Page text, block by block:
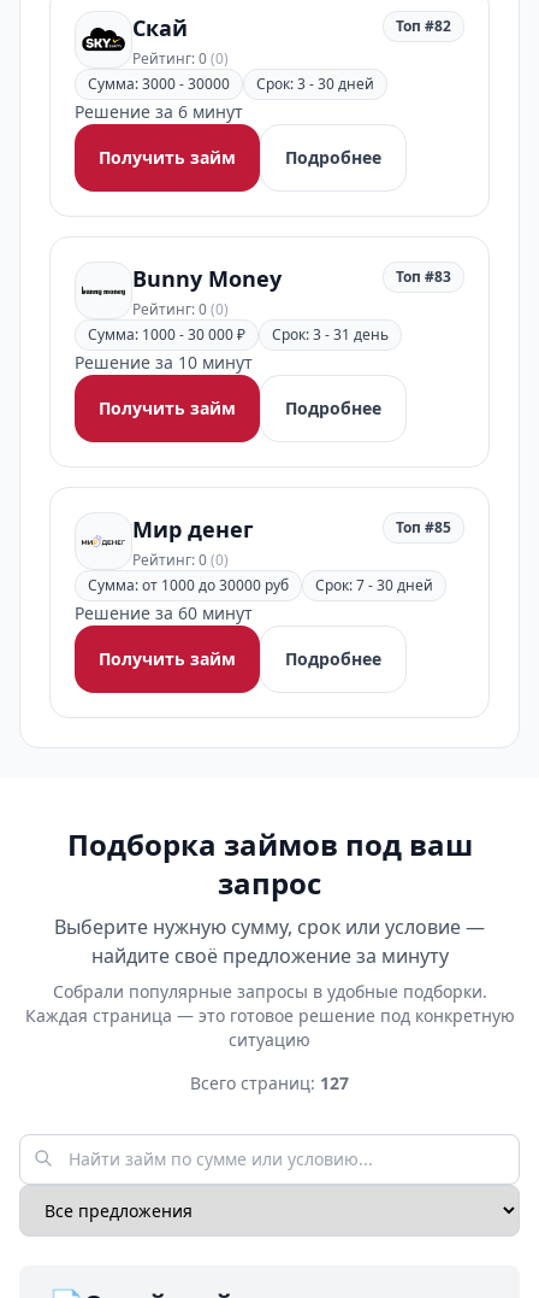
Скай
Рейтинг: 0(0)
Топ #82
Сумма: 3000 - 30000 Срок: 3 - 30 дней
Решение за 6 минут
Получить займ
Подробнее
Bunny Money
Рейтинг: 0(0)
Топ #83
Сумма: 1000 - 30 000 ₽ Срок: 3 - 31 день
Решение за 10 минут
Получить займ
Подробнее
Мир денег
Рейтинг: 0(0)
Топ #85
Сумма: от 1000 до 30000 руб Срок: 7 - 30 дней
Решение за 60 минут
Получить займ
Подробнее
Подборка займов под ваш
запрос
Выберите нужную сумму, срок или условие —
найдите своё предложение за минуту
Собрали популярные запросы в удобные подборки.
Каждая страница — это готовое решение под конкретную
ситуацию
Всего страниц: 127